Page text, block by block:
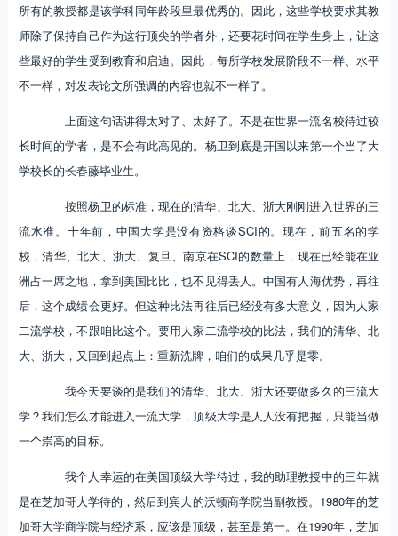
所有的教授都是该学科同年龄段里最优秀的。因此，这些学校要求其教
师除了保持自己作为这行顶尖的学者外，还要花时间在学生身上，让这
些最好的学生受到教育和启迪。因此，每所学校发展阶段不一样、水平
不一样，对发表论文所强调的内容也就不一样了。
上面这句话讲得太对了、太好了。不是在世界一流名校待过较
长时间的学者，是不会有此高见的。杨卫到底是开国以来第一个当了大
学校长的长春藤毕业生。
按照杨卫的标准，现在的清华、北大、浙大刚刚进入世界的三
流水准。十年前，中国大学是没有资格谈SCI的。现在，前五名的学
校，清华、北大、浙大、复旦、南京在SCI的数量上，现在已经能在亚
洲占一席之地，拿到美国比比，也不见得丢人。中国有人海优势，再往
后，这个成绩会更好。但这种比法再往后已经没有多大意义，因为人家
二流学校，不跟咱比这个。要用人家二流学校的比法，我们的清华、北
大、浙大，又回到起点上：重新洗牌，咱们的成果几乎是零。
我今天要谈的是我们的清华、北大、浙大还要做多久的三流大
学？我们怎么才能进入一流大学，顶级大学是人人没有把握，只能当做
一个崇高的目标。
我个人幸运的在美国顶级大学待过，我的助理教授中的三年就
是在芝加哥大学待的，然后到宾大的沃顿商学院当副教授。1980年的芝
加哥大学商学院与经济系，应该是顶级，甚至是第一。在1990年，芝加